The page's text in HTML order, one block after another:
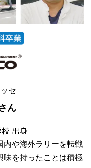
セ
さん
出身
内や海外ラリーを転戦
味を持ったことは積極